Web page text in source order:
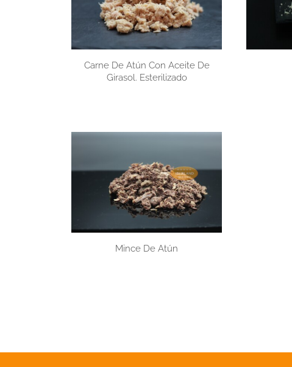
Carne De Atún Con Aceite De
Girasol. Esterilizado
Mince De Atún